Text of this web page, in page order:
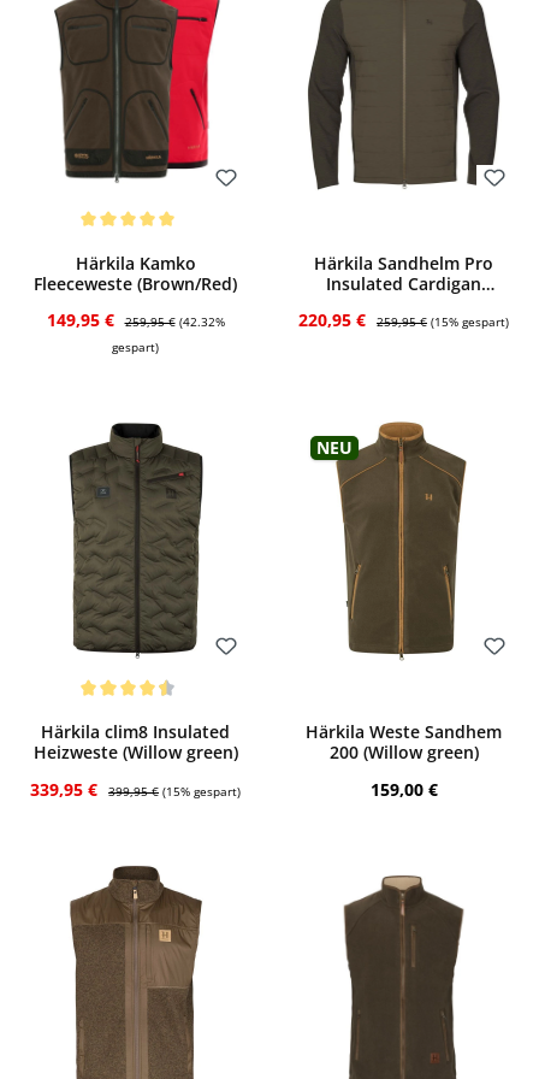
Härkila Kamko
Fleeceweste (Brown/Red)
Verkaufspreis:
149,95 € Regulärer Preis:
259,95 € (42.32%
gespart)
Härkila Sandhelm Pro
Insulated Cardigan
Verkaufspreis:
220,95 € Regulärer Preis:
259,95 € (15% gespart)
Bewerten
Härkila clim8 Insulated
Heizweste (Willow green)
Verkaufspreis:
339,95 € 399,95 € (15% gespart)
Neu
Härkila Weste Sandhem
200 (Willow green)
Regulärer Preis:
159,00 €